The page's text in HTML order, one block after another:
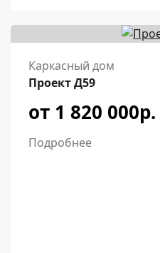
Каркасный дом
Проект Д59
от 1 820 000р.
Подробнее